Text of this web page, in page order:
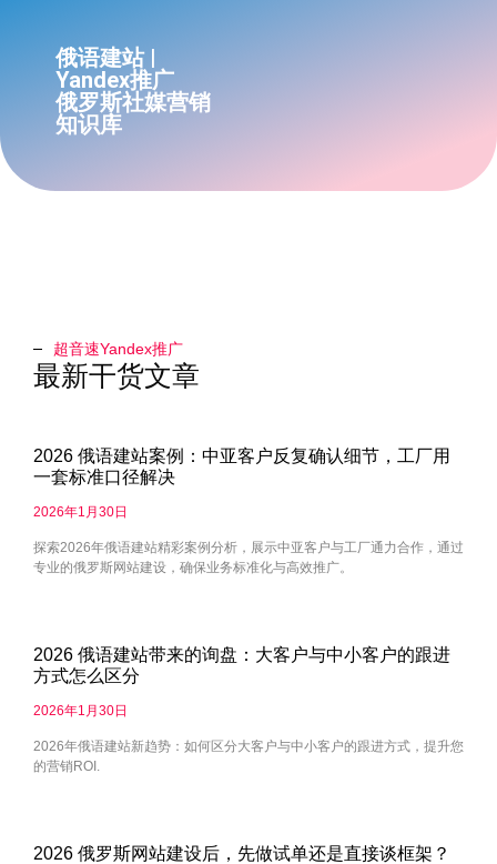
俄语建站 |
Yandex推广
俄罗斯社媒营销
知识库
超音速Yandex推广​
最新干货文章
2026 俄语建站案例：中亚客户反复确认细节，工厂用
一套标准口径解决
2026年1月30日
探索2026年俄语建站精彩案例分析，展示中亚客户与工厂通力合作，通过
专业的俄罗斯网站建设，确保业务标准化与高效推广。
2026 俄语建站带来的询盘：大客户与中小客户的跟进
方式怎么区分
2026年1月30日
2026年俄语建站新趋势：如何区分大客户与中小客户的跟进方式，提升您
的营销ROI.
2026 俄罗斯网站建设后，先做试单还是直接谈框架？